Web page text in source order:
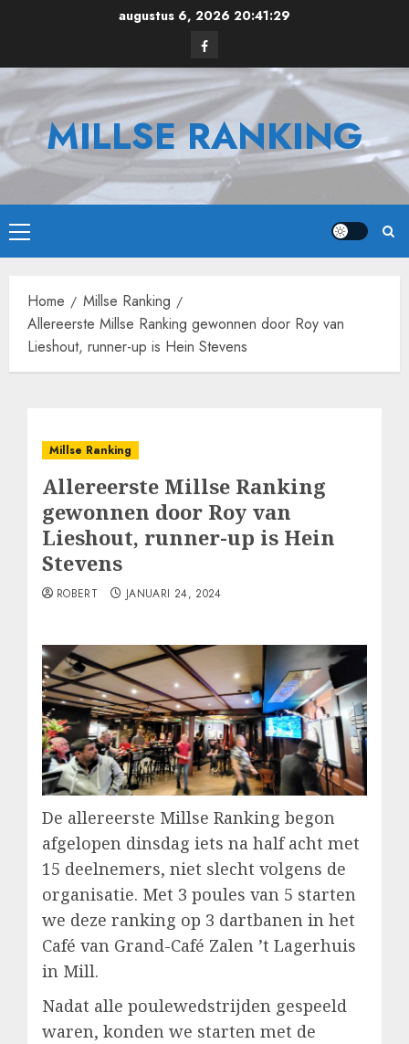
inhoud
augustus 6, 2026 20:41:29
Facebook
MILLSE RANKING
Primair
menu
Home
Millse Ranking
Allereerste Millse Ranking gewonnen door Roy van
Lieshout, runner-up is Hein Stevens
Millse Ranking
Allereerste Millse Ranking
gewonnen door Roy van
Lieshout, runner-up is Hein
Stevens
ROBERT JANUARI 24, 2024
De allereerste Millse Ranking begon
afgelopen dinsdag iets na half acht met
15 deelnemers, niet slecht volgens de
organisatie. Met 3 poules van 5 starten
we deze ranking op 3 dartbanen in het
Café van Grand-Café Zalen ’t Lagerhuis
in Mill.
Nadat alle poulewedstrijden gespeeld
waren, konden we starten met de